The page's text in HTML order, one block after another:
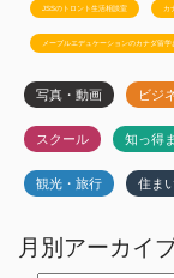
JSSのトロント生活相談室 カ
メープルエデュケーションのカナダ留学
写真・動画 ビジ
スクール 知っ得
観光・旅行 住ま
月別アーカイ